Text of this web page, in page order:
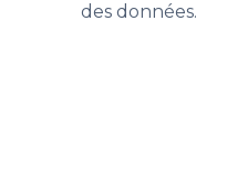
des données.